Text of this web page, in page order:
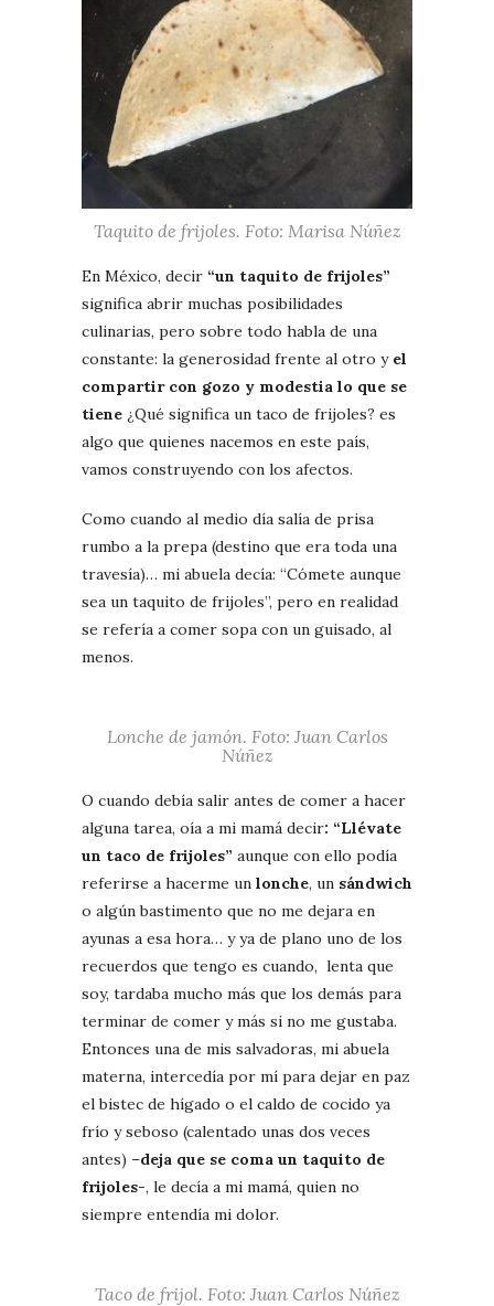
Taquito de frijoles. Foto: Marisa Núñez
En México, decir “un taquito de frijoles”
significa abrir muchas posibilidades
culinarias, pero sobre todo habla de una
constante: la generosidad frente al otro y el
compartir con gozo y modestia lo que se
tiene ¿Qué significa un taco de frijoles? es
algo que quienes nacemos en este país,
vamos construyendo con los afectos.
Como cuando al medio día salía de prisa
rumbo a la prepa (destino que era toda una
travesía)… mi abuela decía: “Cómete aunque
sea un taquito de frijoles”, pero en realidad
se refería a comer sopa con un guisado, al
menos.
Lonche de jamón. Foto: Juan Carlos
Núñez
O cuando debía salir antes de comer a hacer
alguna tarea, oía a mi mamá decir: “Llévate
un taco de frijoles” aunque con ello podía
referirse a hacerme un lonche, un sándwich
o algún bastimento que no me dejara en
ayunas a esa hora… y ya de plano uno de los
recuerdos que tengo es cuando, lenta que
soy, tardaba mucho más que los demás para
terminar de comer y más si no me gustaba.
Entonces una de mis salvadoras, mi abuela
materna, intercedía por mí para dejar en paz
el bistec de hígado o el caldo de cocido ya
frío y seboso (calentado unas dos veces
antes) –deja que se coma un taquito de
frijoles-, le decía a mi mamá, quien no
siempre entendía mi dolor.
Taco de frijol. Foto: Juan Carlos Núñez